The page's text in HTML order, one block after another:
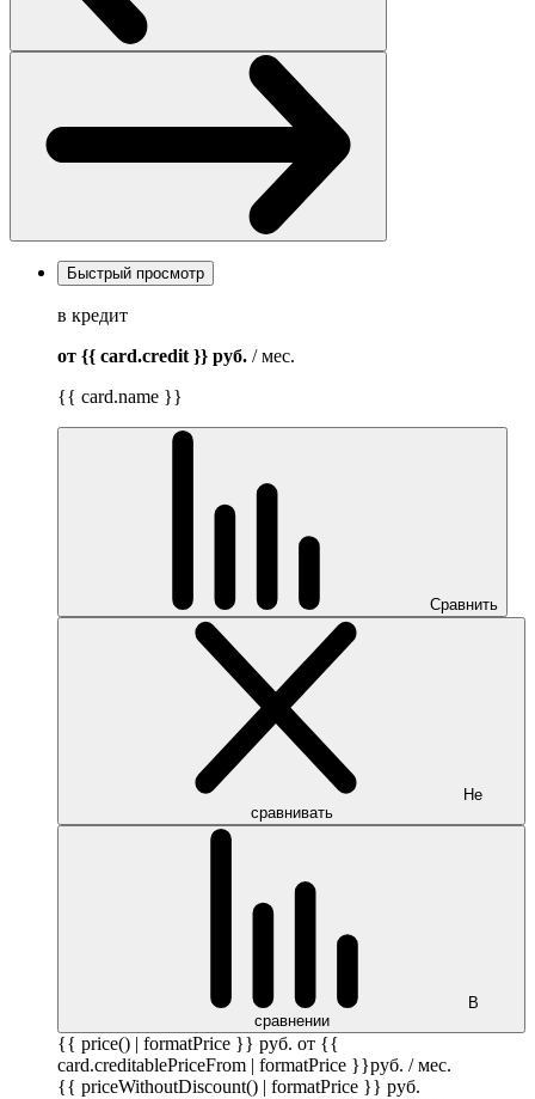
Быстрый просмотр
в кредит
от {{ card.credit }} руб. / мес.
{{ card.name }}
Сравнить
Не
сравнивать
В
сравнении
{{ price() | formatPrice }} руб. от {{
card.creditablePriceFrom | formatPrice }}руб. / мес.
{{ priceWithoutDiscount() | formatPrice }} руб.